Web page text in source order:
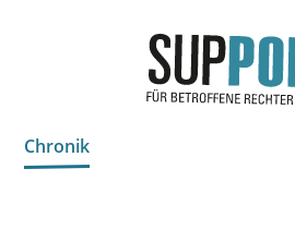
Chronik